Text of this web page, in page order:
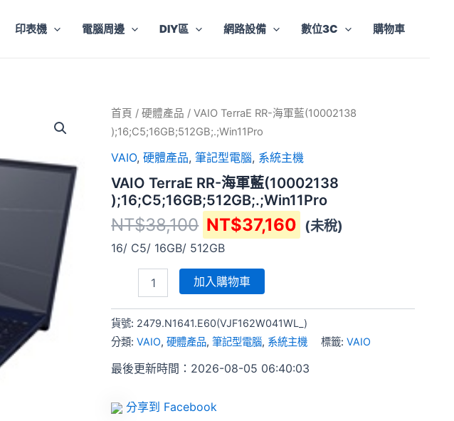
印表機 電腦周邊 DIY區 網路設備 數位3C 購物車
首頁 /硬體產品 / VAIO TerraE RR-海軍藍(10002138
);16;C5;16GB;512GB;.;Win11Pro
VAIO,硬體產品,筆記型電腦, 系統主機
VAIO TerraE RR-海軍藍(10002138
);16;C5;16GB;512GB;.;Win11Pro
NT$38,100
原
始
價
格：
NT$38,100。
NT$37,160
目
價
格：
NT$37,160。
(未稅)
16/ C5/ 16GB/ 512GB
VAIO
TerraE
RR-
海
藍
(10002138
);16;C5;16GB;512GB;.;Win11Pro
數
加入購物車
貨號: 2479.N1641.E60(VJF162W041WL_)
分類:VAIO,硬體產品,筆記型電腦, 系統主機 標籤:VAIO
最後更新時間：2026-08-05 06:40:03
分享到 Facebook